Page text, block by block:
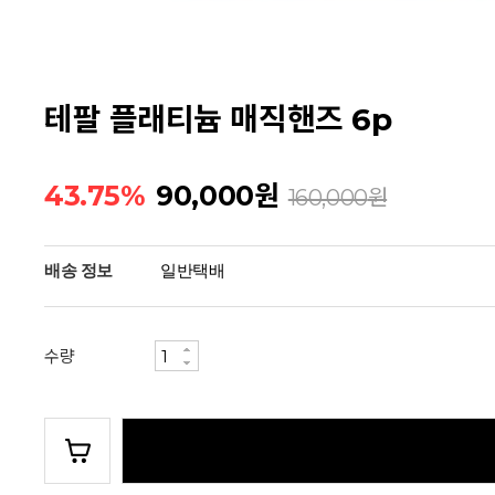
테팔 플래티늄 매직핸즈 6p
43.75% 90,000원 160,000원
배송 정보 일반택배
수량